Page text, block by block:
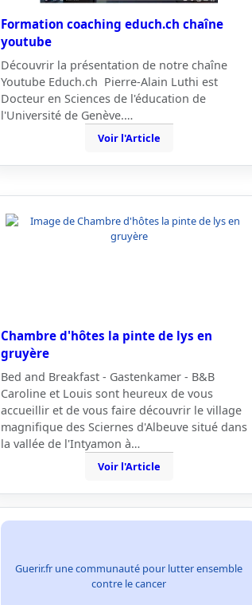
Formation coaching educh.ch chaîne
youtube
Découvrir la présentation de notre chaîne
Youtube Educh.ch Pierre-Alain Luthi est
Docteur en Sciences de l'éducation de
l'Université de Genève.…
Voir l'Article
Chambre d'hôtes la pinte de lys en
gruyère
Bed and Breakfast - Gastenkamer - B&B
Caroline et Louis sont heureux de vous
accueillir et de vous faire découvrir le village
magnifique des Sciernes d'Albeuve situé dans
la vallée de l'Intyamon à…
Voir l'Article
Guerir.fr une communauté pour lutter ensemble
contre le cancer